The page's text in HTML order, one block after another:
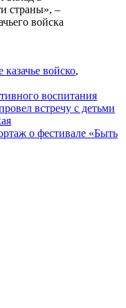
страны», –
войска
казачье войско,
воспитания
встречу с детьми
о фестивале «Быть